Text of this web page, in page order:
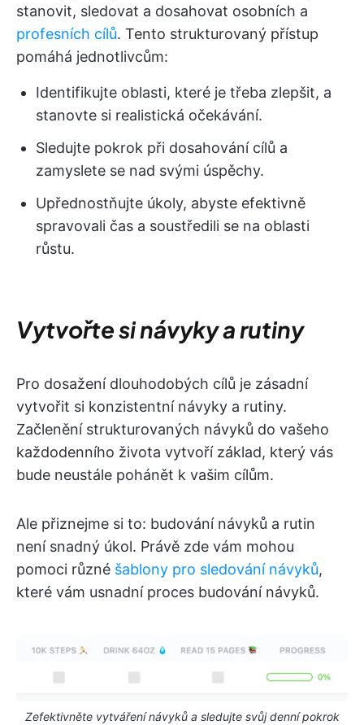
stanovit, sledovat a dosahovat osobních a
profesních cílů. Tento strukturovaný přístup
pomáhá jednotlivcům:
Identifikujte oblasti, které je třeba zlepšit, a
stanovte si realistická očekávání.
Sledujte pokrok při dosahování cílů a
zamyslete se nad svými úspěchy.
Upřednostňujte úkoly, abyste efektivně
spravovali čas a soustředili se na oblasti
růstu.
Vytvořte si návyky a rutiny
Pro dosažení dlouhodobých cílů je zásadní
vytvořit si konzistentní návyky a rutiny.
Začlenění strukturovaných návyků do vašeho
každodenního života vytvoří základ, který vás
bude neustále pohánět k vašim cílům.
Ale přiznejme si to: budování návyků a rutin
není snadný úkol. Právě zde vám mohou
pomoci různé šablony pro sledování návyků,
které vám usnadní proces budování návyků.
Zefektivněte vytváření návyků a sledujte svůj denní pokrok